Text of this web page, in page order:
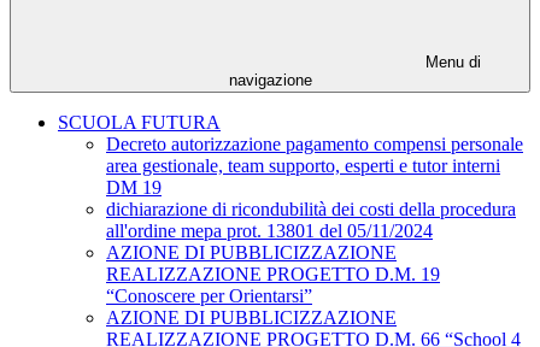
Menu di
navigazione
SCUOLA FUTURA
Decreto autorizzazione pagamento compensi personale
area gestionale, team supporto, esperti e tutor interni
DM 19
dichiarazione di ricondubilità dei costi della procedura
all'ordine mepa prot. 13801 del 05/11/2024
AZIONE DI PUBBLICIZZAZIONE
REALIZZAZIONE PROGETTO D.M. 19
“Conoscere per Orientarsi”
AZIONE DI PUBBLICIZZAZIONE
REALIZZAZIONE PROGETTO D.M. 66 “School 4